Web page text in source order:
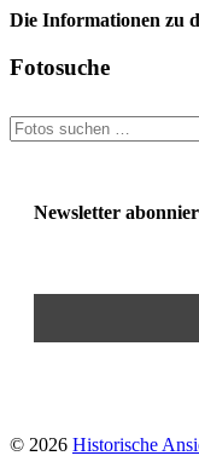
Die Informationen zu
Fotosuche
Newsletter
© 2026 Historische